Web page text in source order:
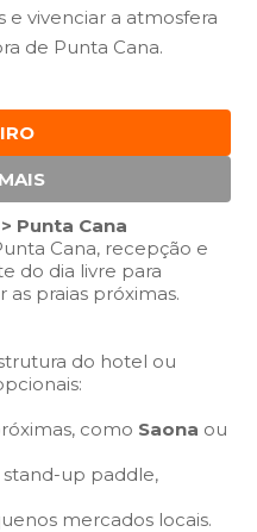
e vivenciar a atmosfera
de Punta Cana.
Punta Cana
Cana, recepção e
do dia livre para
praias próximas.
do hotel ou
como Saona ou
stand-up paddle,
mercados locais.